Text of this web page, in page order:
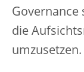
Governance
die
umzusetzen.